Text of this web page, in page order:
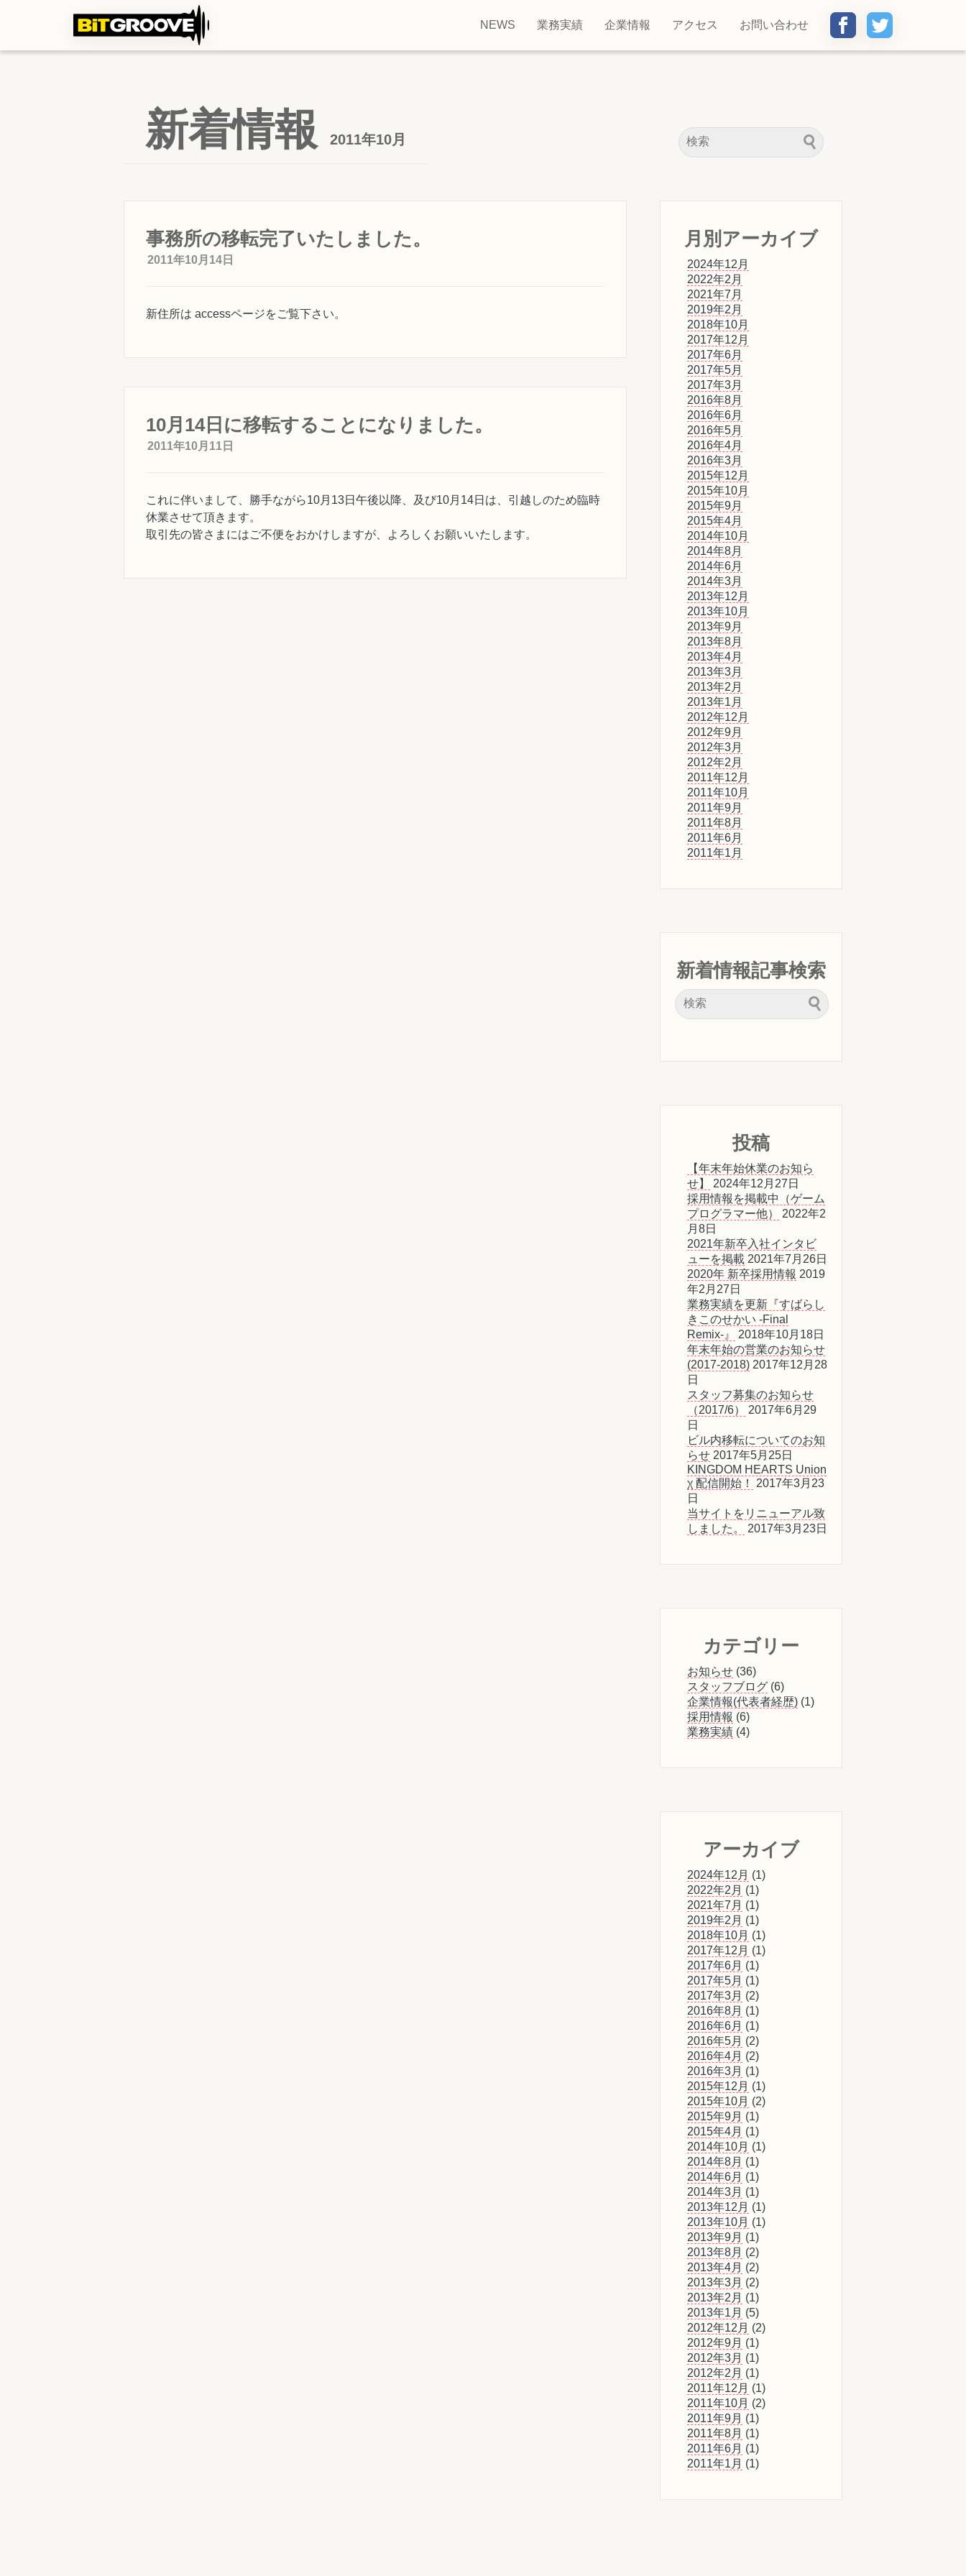
NEWS 業務実績 企業情報 アクセス お問い合わせ
新着情報 2011年10月
事務所の移転完了いたしました。
2011年10月14日
新住所は accessページをご覧下さい。
10月14日に移転することになりました。
2011年10月11日
これに伴いまして、勝手ながら10月13日午後以降、及び10月14日は、引越しのため臨時
休業させて頂きます。
取引先の皆さまにはご不便をおかけしますが、よろしくお願いいたします。
月別アーカイブ
2024年12月
2022年2月
2021年7月
2019年2月
2018年10月
2017年12月
2017年6月
2017年5月
2017年3月
2016年8月
2016年6月
2016年5月
2016年4月
2016年3月
2015年12月
2015年10月
2015年9月
2015年4月
2014年10月
2014年8月
2014年6月
2014年3月
2013年12月
2013年10月
2013年9月
2013年8月
2013年4月
2013年3月
2013年2月
2013年1月
2012年12月
2012年9月
2012年3月
2012年2月
2011年12月
2011年10月
2011年9月
2011年8月
2011年6月
2011年1月
新着情報記事検索
投稿
【年末年始休業のお知ら
せ】
2024年12月27日
採用情報を掲載中（ゲーム
プログラマー他）
2022年2
月8日
2021年新卒入社インタビ
ューを掲載 2021年7月26日
2020年 新卒採用情報 2019
年2月27日
業務実績を更新『すばらし
きこのせかい -Final
Remix-』
2018年10月18日
年末年始の営業のお知らせ
(2017-2018) 2017年12月28
日
スタッフ募集のお知らせ
（2017/6）
2017年6月29
日
ビル内移転についてのお知
らせ 2017年5月25日
KINGDOM HEARTS Union
χ 配信開始！
2017年3月23
日
当サイトをリニューアル致
しました。
2017年3月23日
カテゴリー
お知らせ (36)
スタッフブログ (6)
企業情報(代表者経歴) (1)
採用情報 (6)
業務実績 (4)
アーカイブ
2024年12月 (1)
2022年2月 (1)
2021年7月 (1)
2019年2月 (1)
2018年10月 (1)
2017年12月 (1)
2017年6月 (1)
2017年5月 (1)
2017年3月 (2)
2016年8月 (1)
2016年6月 (1)
2016年5月 (2)
2016年4月 (2)
2016年3月 (1)
2015年12月 (1)
2015年10月 (2)
2015年9月 (1)
2015年4月 (1)
2014年10月 (1)
2014年8月 (1)
2014年6月 (1)
2014年3月 (1)
2013年12月 (1)
2013年10月 (1)
2013年9月 (1)
2013年8月 (2)
2013年4月 (2)
2013年3月 (2)
2013年2月 (1)
2013年1月 (5)
2012年12月 (2)
2012年9月 (1)
2012年3月 (1)
2012年2月 (1)
2011年12月 (1)
2011年10月 (2)
2011年9月 (1)
2011年8月 (1)
2011年6月 (1)
2011年1月 (1)